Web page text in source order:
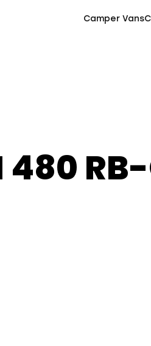
Camper Vans